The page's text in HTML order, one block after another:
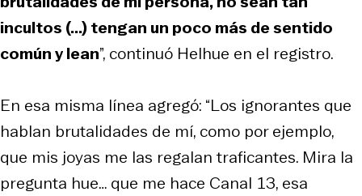
incultos (...) tengan un poco más de sentido
común y lean”, continuó Helhue en el registro.
En esa misma línea agregó: “Los ignorantes que
hablan brutalidades de mí, como por ejemplo,
que mis joyas me las regalan traficantes. Mira la
pregunta hue… que me hace Canal 13, esa